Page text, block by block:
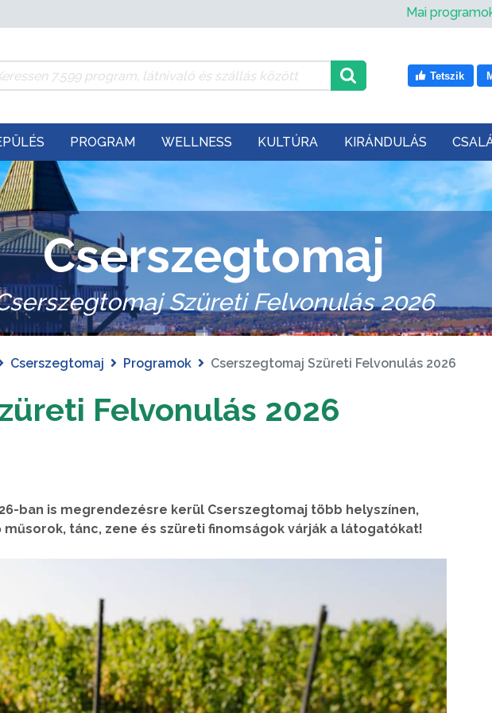
Mai
Tetszik
PROGRAM WELLNESS KULTÚRA KIRÁNDULÁS
Cserszegtomaj
Szüreti Felvonulás 2026
Cserszegtomaj Programok Cserszegtomaj Szüreti Felvonulás 2026
Felvonulás 2026
ban is megrendezésre kerül Cserszegtomaj több helyszínen,
tánc, zene és szüreti finomságok várják a látogatókat!